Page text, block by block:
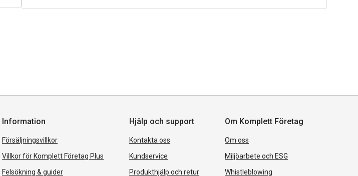
Information
Försäljningsvillkor
Villkor för Komplett Företag Plus
Felsökning & guider
Hjälp och support
Kontakta oss
Kundservice
Produkthjälp och retur
Om Komplett Företag
Om oss
Miljöarbete och ESG
Whistleblowing